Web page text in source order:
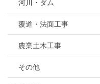
河川・ダム
覆道・法面工事
農業土木工事
その他